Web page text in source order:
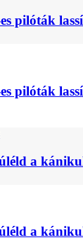
pilóták
pilóták
a
a